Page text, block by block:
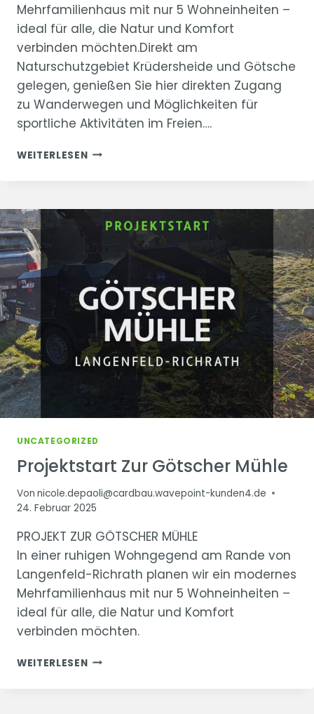
Mehrfamilienhaus mit nur 5 Wohneinheiten –
ideal für alle, die Natur und Komfort
verbinden möchten.Direkt am
Naturschutzgebiet Krüdersheide und Götsche
gelegen, genießen Sie hier direkten Zugang
zu Wanderwegen und Möglichkeiten für
sportliche Aktivitäten im Freien….
WEITERLESENUNSER
GÖTSCHER
MÜHLE“
UNCATEGORIZED
Projektstart Zur Götscher Mühle
Von nicole.depaoli@cardbau.wavepoint-kunden4.de
24. Februar 2025
PROJEKT ZUR GÖTSCHER MÜHLE
In einer ruhigen Wohngegend am Rande von
Langenfeld-Richrath planen wir ein modernes
Mehrfamilienhaus mit nur 5 Wohneinheiten –
ideal für alle, die Natur und Komfort
verbinden möchten.
WEITERLESENPROJEKTSTART